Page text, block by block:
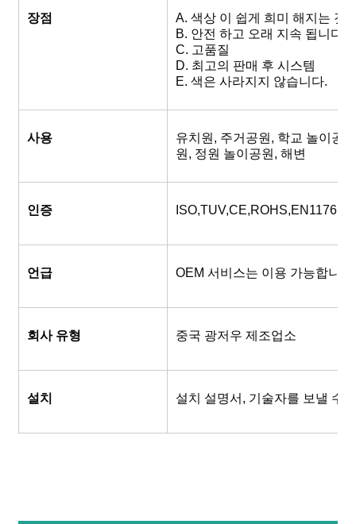
장점
A. 색상 이 쉽게 희미 해지는 것
B. 안전 하고 오래 지속 됩니다
C. 고품질
D. 최고의 판매 후 시스템
E. 색은 사라지지 않습니다.
사용
유치원, 주거공원, 학교 놀이공
원, 정원 놀이공원, 해변
인증
언급 OEM 서비스는 이용 가능합니
회사 유형 중국 광저우 제조업소
설치 설치 설명서, 기술자를 보낼 수